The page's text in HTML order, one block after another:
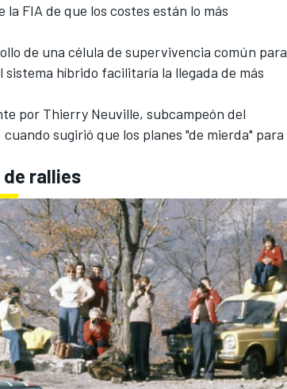
FIA de que los costes están lo más
de una célula de supervivencia común para
híbrido facilitaría la llegada de más
por Thierry Neuville, subcampeón del
sugirió que los planes "de mierda" para
de rallies